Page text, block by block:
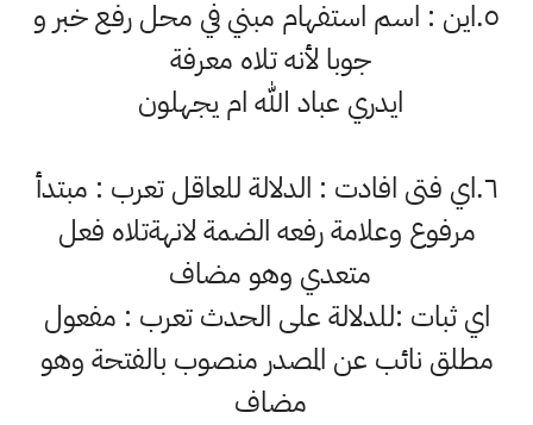
٥.اين : اسم استفهام مبني في محل رفع خبر و
جوبا لأنه تلاه معرفة
ايدري عباد الله ام يجهلون
٦.اي فتى افادت : الدلالة للعاقل تعرب : مبتدأ
مرفوع وعلامة رفعه الضمة لانهةتلاه فعل
متعدي وهو مضاف
اي ثبات :للدلالة على الحدث تعرب : مفعول
مطلق نائب عن المصدر منصوب بالفتحة وهو
مضاف